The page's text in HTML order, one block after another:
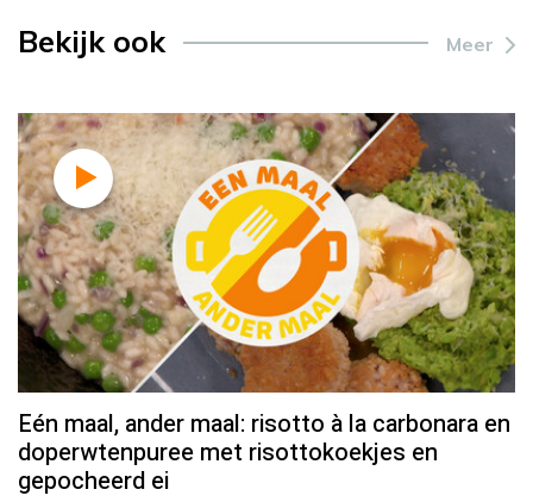
Bekijk ook Meer
Eén maal, ander maal: risotto à la carbonara en
doperwtenpuree met risottokoekjes en
gepocheerd ei